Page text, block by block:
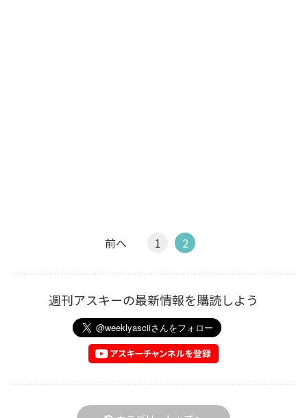
前へ 1 2
週刊アスキーの最新情報を購読しよう